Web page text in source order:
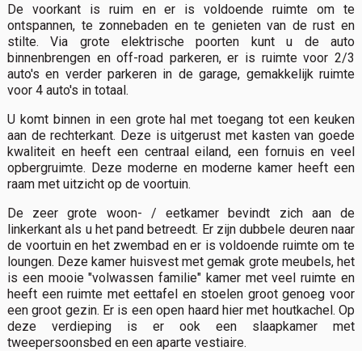
De voorkant is ruim en er is voldoende ruimte om te
ontspannen, te zonnebaden en te genieten van de rust en
stilte. Via grote elektrische poorten kunt u de auto
binnenbrengen en off-road parkeren, er is ruimte voor 2/3
auto's en verder parkeren in de garage, gemakkelijk ruimte
voor 4 auto's in totaal.
U komt binnen in een grote hal met toegang tot een keuken
aan de rechterkant. Deze is uitgerust met kasten van goede
kwaliteit en heeft een centraal eiland, een fornuis en veel
opbergruimte. Deze moderne en moderne kamer heeft een
raam met uitzicht op de voortuin.
De zeer grote woon- / eetkamer bevindt zich aan de
linkerkant als u het pand betreedt. Er zijn dubbele deuren naar
de voortuin en het zwembad en er is voldoende ruimte om te
loungen. Deze kamer huisvest met gemak grote meubels, het
is een mooie "volwassen familie" kamer met veel ruimte en
heeft een ruimte met eettafel en stoelen groot genoeg voor
een groot gezin. Er is een open haard hier met houtkachel. Op
deze verdieping is er ook een slaapkamer met
tweepersoonsbed en een aparte vestiaire.